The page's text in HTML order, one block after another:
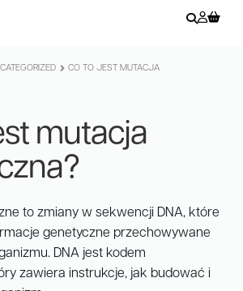
CO TO JEST MUTACJA
mutacja
to zmiany w sekwencji DNA, które
genetyczne przechowywane
DNA jest kodem
zawiera instrukcje, jak budować i